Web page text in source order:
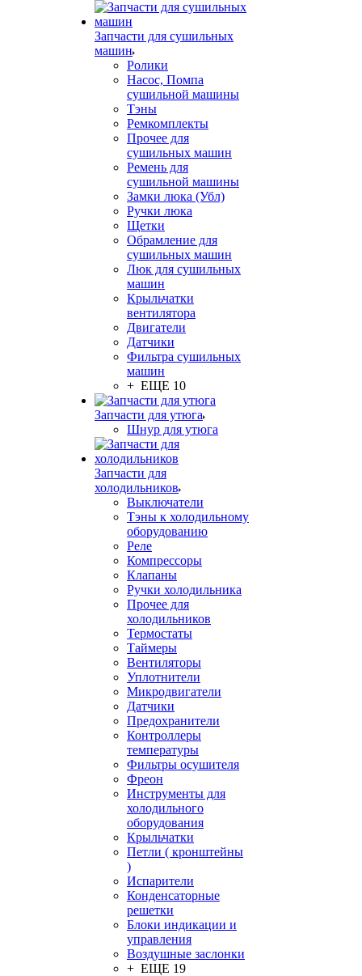
Запчасти для сушильных
машин
Ролики
Насос, Помпа
сушильной машины
Тэны
Ремкомплекты
Прочее для
сушильных машин
Ремень для
сушильной машины
Замки люка (Убл)
Ручки люка
Щетки
Обрамление для
сушильных машин
Люк для сушильных
машин
Крыльчатки
вентилятора
Двигатели
Датчики
Фильтра сушильных
машин
+ ЕЩЕ 10
Запчасти для утюга
Шнур для утюга
Запчасти для
холодильников
Выключатели
Тэны к холодильному
оборудованию
Реле
Компрессоры
Клапаны
Ручки холодильника
Прочее для
холодильников
Термостаты
Таймеры
Вентиляторы
Уплотнители
Микродвигатели
Датчики
Предохранители
Контроллеры
температуры
Фильтры осушителя
Фреон
Инструменты для
холодильного
оборудования
Крыльчатки
Петли ( кронштейны
)
Испарители
Конденсаторные
решетки
Блоки индикации и
управления
Воздушные заслонки
+ ЕЩЕ 19